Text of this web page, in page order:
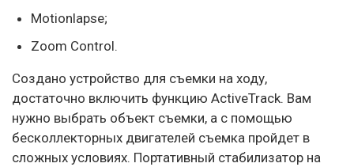
Motionlapse;
Zoom Control.
Создано устройство для съемки на ходу,
достаточно включить функцию ActiveTrack. Вам
нужно выбрать объект съемки, а с помощью
бесколлекторных двигателей съемка пройдет в
сложных условиях. Портативный стабилизатор на